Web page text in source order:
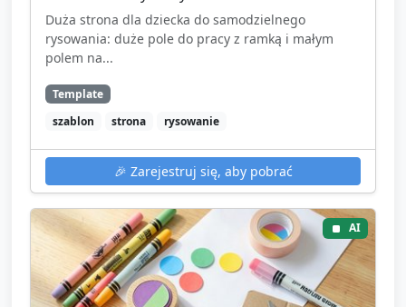
Duża strona dla dziecka do samodzielnego
rysowania: duże pole do pracy z ramką i małym
polem na...
Template
szablon
strona rysowanie
🎉 Zarejestruj się, aby pobrać
AI